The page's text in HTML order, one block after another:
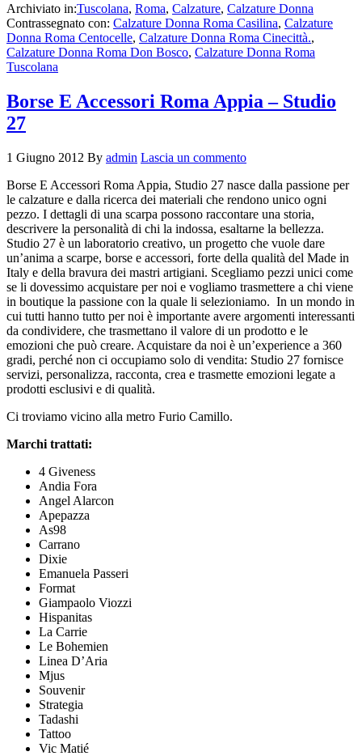
Archiviato in:Tuscolana, Roma, Calzature, Calzature Donna
Contrassegnato con: Calzature Donna Roma Casilina, Calzature
Donna Roma Centocelle, Calzature Donna Roma Cinecittà.,
Calzature Donna Roma Don Bosco, Calzature Donna Roma
Tuscolana
Borse E Accessori Roma Appia – Studio
27
1 Giugno 2012 By admin Lascia un commento
Borse E Accessori Roma Appia, Studio 27 nasce dalla passione per
le calzature e dalla ricerca dei materiali che rendono unico ogni
pezzo. I dettagli di una scarpa possono raccontare una storia,
descrivere la personalità di chi la indossa, esaltarne la bellezza.
Studio 27 è un laboratorio creativo, un progetto che vuole dare
un’anima a scarpe, borse e accessori, forte della qualità del Made in
Italy e della bravura dei mastri artigiani. Scegliamo pezzi unici come
se li dovessimo acquistare per noi e vogliamo trasmettere a chi viene
in boutique la passione con la quale li selezioniamo. In un mondo in
cui tutti hanno tutto per noi è importante avere argomenti interessanti
da condividere, che trasmettano il valore di un prodotto e le
emozioni che può creare. Acquistare da noi è un’experience a 360
gradi, perché non ci occupiamo solo di vendita: Studio 27 fornisce
servizi, personalizza, racconta, crea e trasmette emozioni legate a
prodotti esclusivi e di qualità.
Ci troviamo vicino alla metro Furio Camillo.
Marchi trattati:
4 Giveness
Andia Fora
Angel Alarcon
Apepazza
As98
Carrano
Dixie
Emanuela Passeri
Format
Giampaolo Viozzi
Hispanitas
La Carrie
Le Bohemien
Linea D’Aria
Mjus
Souvenir
Strategia
Tadashi
Tattoo
Vic Matié